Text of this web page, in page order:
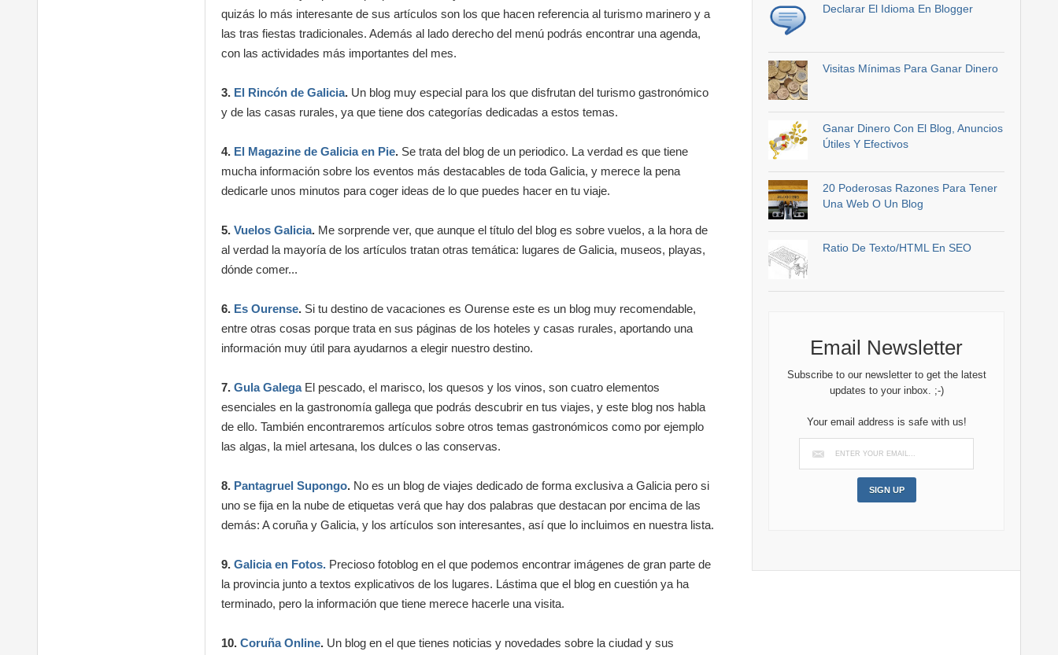
quizás lo más interesante de sus artículos son los que hacen referencia al turismo marinero y a
las tras fiestas tradicionales. Además al lado derecho del menú podrás encontrar una agenda,
con las actividades más importantes del mes.
3. El Rincón de Galicia. Un blog muy especial para los que disfrutan del turismo gastronómico
y de las casas rurales, ya que tiene dos categorías dedicadas a estos temas.
4. El Magazine de Galicia en Pie. Se trata del blog de un periodico. La verdad es que tiene
mucha información sobre los eventos más destacables de toda Galicia, y merece la pena
dedicarle unos minutos para coger ideas de lo que puedes hacer en tu viaje.
5.Vuelos Galicia. Me sorprende ver, que aunque el título del blog es sobre vuelos, a la hora de
al verdad la mayoría de los artículos tratan otras temática: lugares de Galicia, museos, playas,
dónde comer...
6. Es Ourense. Si tu destino de vacaciones es Ourense este es un blog muy recomendable,
entre otras cosas porque trata en sus páginas de los hoteles y casas rurales, aportando una
información muy útil para ayudarnos a elegir nuestro destino.
7.Gula GalegaEl pescado, el marisco, los quesos y los vinos, son cuatro elementos
esenciales en la gastronomía gallega que podrás descubrir en tus viajes, y este blog nos habla
de ello. También encontraremos artículos sobre otros temas gastronómicos como por ejemplo
las algas, la miel artesana, los dulces o las conservas.
8. Pantagruel Supongo. No es un blog de viajes dedicado de forma exclusiva a Galicia pero si
uno se fija en la nube de etiquetas verá que hay dos palabras que destacan por encima de las
demás: A coruña y Galicia, y los artículos son interesantes, así que lo incluimos en nuestra lista.
9.Galicia en Fotos. Precioso fotoblog en el que podemos encontrar imágenes de gran parte de
la provincia junto a textos explicativos de los lugares. Lástima que el blog en cuestión ya ha
terminado, pero la información que tiene merece hacerle una visita.
10.Coruña Online. Un blog en el que tienes noticias y novedades sobre la ciudad y sus
Declarar El Idioma En Blogger
Visitas Mínimas Para Ganar Dinero
Ganar Dinero Con El Blog, Anuncios
Útiles Y Efectivos
20 Poderosas Razones Para Tener
Una Web O Un Blog
Ratio De Texto/HTML En SEO
Email Newsletter
Subscribe to our newsletter to get the latest
updates to your inbox. ;-)
Your email address is safe with us!